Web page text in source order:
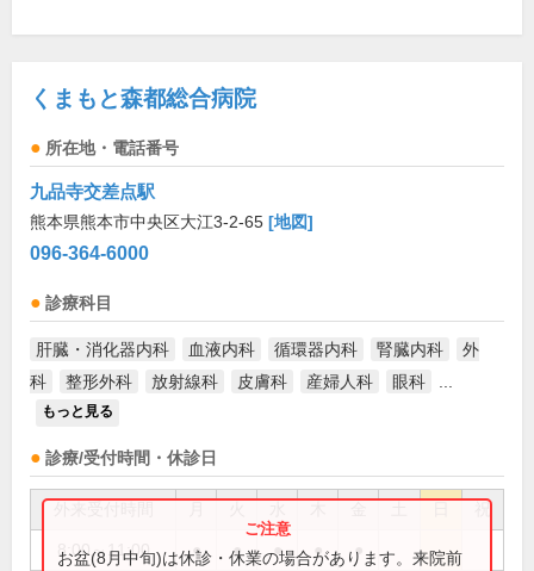
くまもと森都総合病院
所在地・電話番号
九品寺交差点駅
熊本県熊本市中央区大江3-2-65 [地図]
096-364-6000
診療科目
肝臓・消化器内科 血液内科 循環器内科 腎臓内科
外
科
整形外科 放射線科 皮膚科 産婦人科 眼科
もっと見る
診療/受付時間・休診日
祝
8:00～11:00 ● ● ● ● ●
お盆(8月中旬)は休診・休業の場合があります。来院前